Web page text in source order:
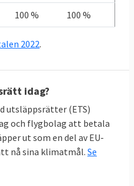
i den ligan. I botten
Bulgarien.
100 % 100 %
2022.
idag?
utsläppsrätter (ETS)
och flygbolag att betala
ut som en del av EU-
nå sina klimatmål. Se